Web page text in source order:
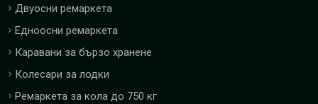
Двуосни ремаркета
Едноосни ремаркета
Каравани за бързо хранене
Колесари за лодки
Ремаркета за кола до 750 кг